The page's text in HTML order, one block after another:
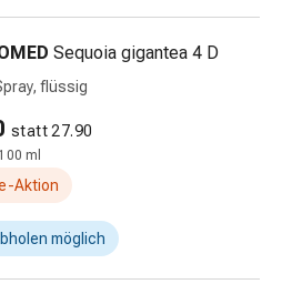
Sequoia gigantea 4 D
flüssig
statt 27.90
ml
Aktion
möglich